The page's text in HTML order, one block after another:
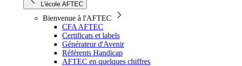
L'école AFTEC
Bienvenue à l'AFTEC
CFA AFTEC
Certificats et labels
Générateur d'Avenir
Référents Handicap
AFTEC en quelques chiffres